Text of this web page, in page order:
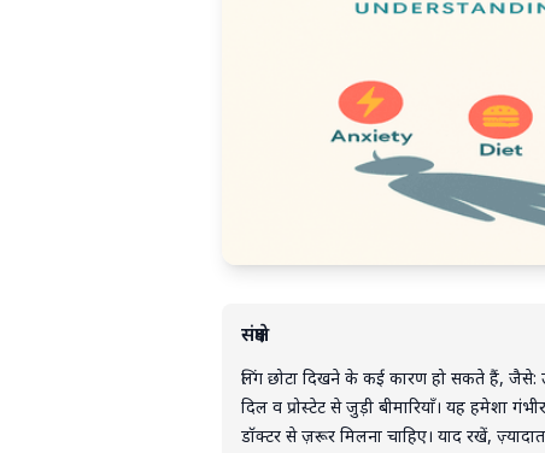
संक्षेप
लिंग छोटा दिखने के कई कारण हो सकते हैं, जैसे:
दिल व प्रोस्टेट से जुड़ी बीमारियाँ। यह हमेशा
डॉक्टर से ज़रूर मिलना चाहिए। याद रखें,